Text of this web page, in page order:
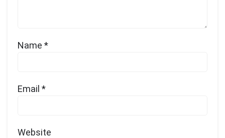
Name *
Email *
Website